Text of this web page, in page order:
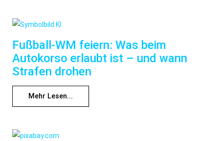
Fußball-WM feiern: Was beim
Autokorso erlaubt ist – und wann
Strafen drohen
Mehr Lesen...